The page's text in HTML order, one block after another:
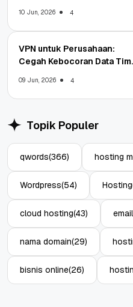
10 Jun, 2026 4
VPN untuk Perusahaan:
Cegah Kebocoran Data Tim
09 Jun, 2026 4
Topik Populer
qwords(366) hosting
Wordpress(54) Hosting
cloud hosting(43)
nama domain(29)
bisnis online(26)